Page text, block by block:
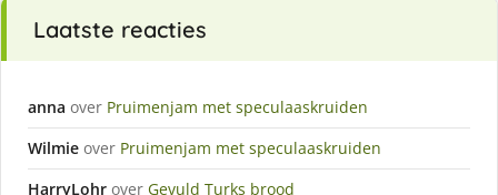
Laatste reacties
anna over Pruimenjam met speculaaskruiden
Wilmie over Pruimenjam met speculaaskruiden
HarryLohr over Gevuld Turks brood